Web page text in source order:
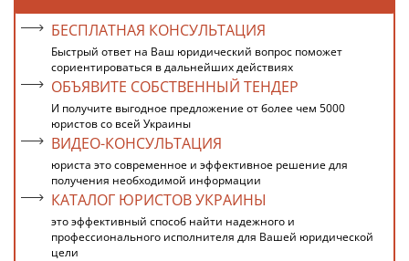
БЕСПЛАТНАЯ КОНСУЛЬТАЦИЯ
Быстрый ответ на Ваш юридический вопрос поможет
сориентироваться в дальнейших действиях
ОБЪЯВИТЕ СОБСТВЕННЫЙ ТЕНДЕР
И получите выгодное предложение от более чем 5000
юристов со всей Украины
ВИДЕО-КОНСУЛЬТАЦИЯ
юриста это современное и эффективное решение для
получения необходимой информации
КАТАЛОГ ЮРИСТОВ УКРАИНЫ
это эффективный способ найти надежного и
профессионального исполнителя для Вашей юридической
цели